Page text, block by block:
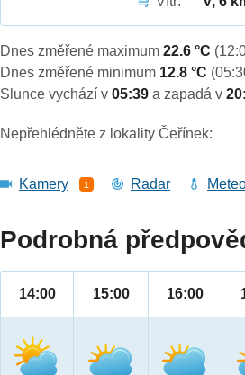
Dnes změřené maximum22.6 °C
Dnes změřené minimum 12.8 °C
Slunce vychází v05:39a zapadá v
Nepřehlédněte z lokality Čeřínek:
Kamery 1 Radar
Podrobná
14:00 15:00 16:00